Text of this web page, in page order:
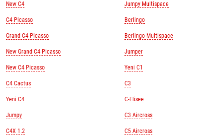
New C4
C4 Picasso
Grand C4 Picasso
New Grand C4 Picasso
New C4 Picasso
C4 Cactus
Yeni C4
Jumpy
C4X 1.2
Jumpy Multispace
Berlingo
Berlingo Multispace
Jumper
Yeni C1
C3
C-Elisee
C3 Aircross
C5 Aircross